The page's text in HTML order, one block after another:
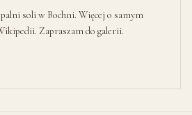
soli w Bochni. Więcej o samym
Zapraszam do galerii.